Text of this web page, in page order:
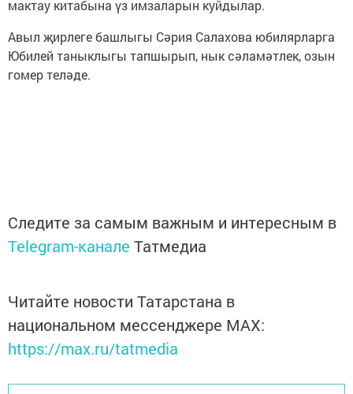
мактау китабына үз имзаларын куйдылар.
Авыл җирлеге башлыгы Сәрия Салахова юбилярларга
Юбилей таныклыгы тапшырып, нык сәламәтлек, озын
гомер теләде.
Следите за самым важным и интересным в
Telegram-канале Татмедиа
Читайте новости Татарстана в
национальном мессенджере MАХ:
https://max.ru/tatmedia